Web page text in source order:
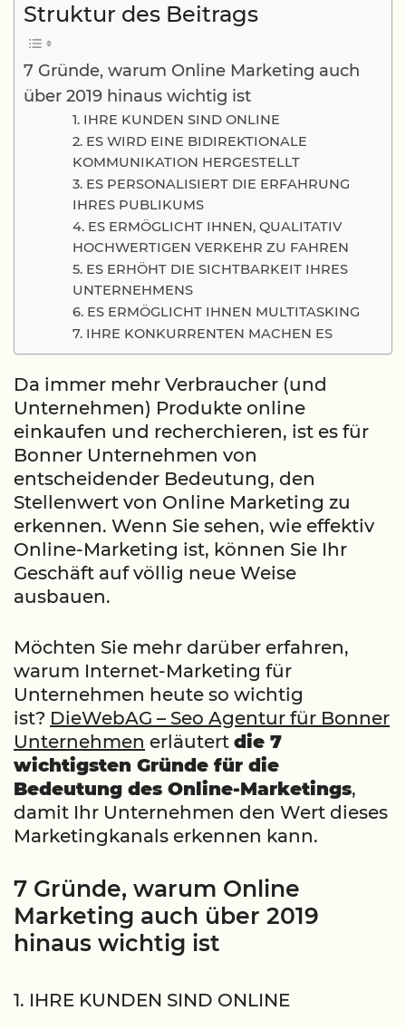
Struktur des Beitrags
7 Gründe, warum Online Marketing auch
über 2019 hinaus wichtig ist
1. IHRE KUNDEN SIND ONLINE
2. ES WIRD EINE BIDIREKTIONALE
KOMMUNIKATION HERGESTELLT
3. ES PERSONALISIERT DIE ERFAHRUNG
IHRES PUBLIKUMS
4. ES ERMÖGLICHT IHNEN, QUALITATIV
HOCHWERTIGEN VERKEHR ZU FAHREN
5. ES ERHÖHT DIE SICHTBARKEIT IHRES
UNTERNEHMENS
6. ES ERMÖGLICHT IHNEN MULTITASKING
7. IHRE KONKURRENTEN MACHEN ES
Da immer mehr Verbraucher (und
Unternehmen) Produkte online
einkaufen und recherchieren, ist es für
Bonner Unternehmen von
entscheidender Bedeutung, den
Stellenwert von Online Marketing zu
erkennen. Wenn Sie sehen, wie effektiv
Online-Marketing ist, können Sie Ihr
Geschäft auf völlig neue Weise
ausbauen.
Möchten Sie mehr darüber erfahren,
warum Internet-Marketing für
Unternehmen heute so wichtig
ist? DieWebAG – Seo Agentur für Bonner
Unternehmen erläutert die 7
wichtigsten Gründe für die
Bedeutung des Online-Marketings,
damit Ihr Unternehmen den Wert dieses
Marketingkanals erkennen kann.
7 Gründe, warum Online
Marketing auch über 2019
hinaus wichtig ist
1. IHRE KUNDEN SIND ONLINE